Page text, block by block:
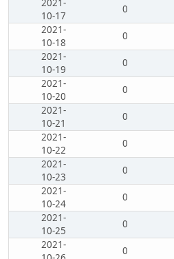
2021-
10-17
0
2021-
10-18
0
2021-
10-19
0
2021-
10-20
0
2021-
10-21
0
2021-
10-22
0
2021-
10-23
0
2021-
10-24
0
2021-
10-25
0
2021-
0